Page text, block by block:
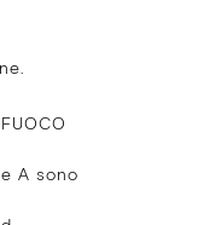
A sono